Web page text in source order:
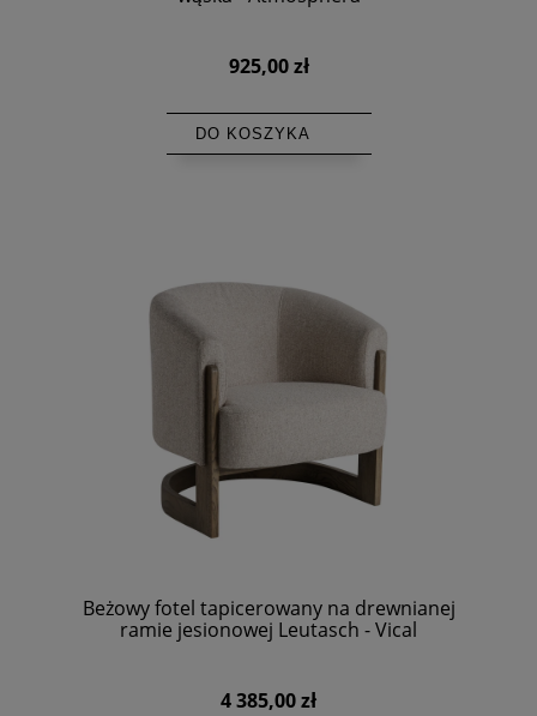
925,00 zł
DO KOSZYKA
Beżowy fotel tapicerowany na drewnianej
ramie jesionowej Leutasch - Vical
4 385,00 zł